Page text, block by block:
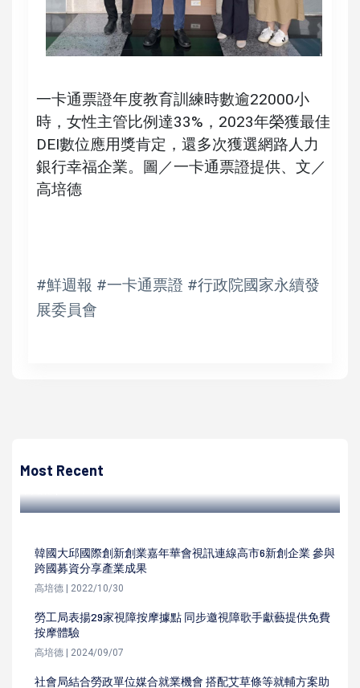
一卡通票證年度教育訓練時數逾22000小
時，女性主管比例達33%，2023年榮獲最佳
DEI數位應用獎肯定，還多次獲選網路人力
銀行幸福企業。圖／一卡通票證提供、文／
高培德
#鮮週報 #一卡通票證 #行政院國家永續發
展委員會
Most Recent
康促進課程延緩老化
韓國大邱國際創新創業嘉年華會視訊連線高市6新創企業 參與
跨國募資分享產業成果
高培德 | 2022/10/30
勞工局表揚29家視障按摩據點 同步邀視障歌手獻藝提供免費
按摩體驗
高培德 | 2024/09/07
社會局結合勞政單位媒合就業機會 搭配艾草條等就輔方案助